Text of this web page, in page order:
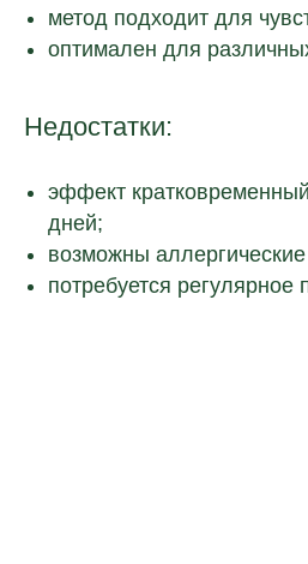
метод подходит для
оптимален для
Недостатки:
эффект
дней;
возможны
потребуется регулярное
Остались